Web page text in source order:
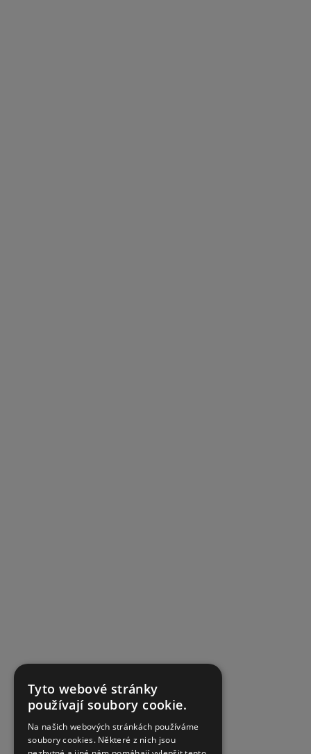
Tyto webové stránky
používají soubory cookie.
Na našich webových stránkách používáme
soubory cookies. Některé z nich jsou